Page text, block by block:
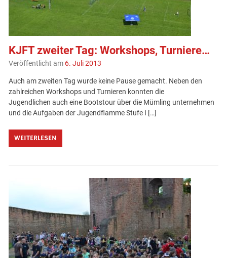
KJFT zweiter Tag: Workshops, Turniere…
Veröffentlicht am 6. Juli 2013
Auch am zweiten Tag wurde keine Pause gemacht. Neben den
zahlreichen Workshops und Turnieren konnten die
Jugendlichen auch eine Bootstour über die Mümling unternehmen
und die Aufgaben der Jugendflamme Stufe I […]
WEITERLESEN